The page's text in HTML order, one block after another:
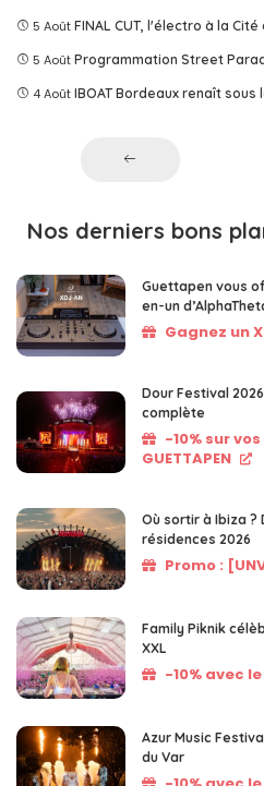
5 Août FINAL CUT, l'électro à la Cité
5 Août Programmation Street
4 Août IBOAT Bordeaux renaît sous
Nos derniers bons
Guettapen vous
en-un
Gagnez un
Dour Festival
complète
-10% sur
GUETTAPEN
Où sortir à Ibiza ?
résidences 2026
Promo :
Family Piknik
XXL
-10% avec le
Azur Music
du Var